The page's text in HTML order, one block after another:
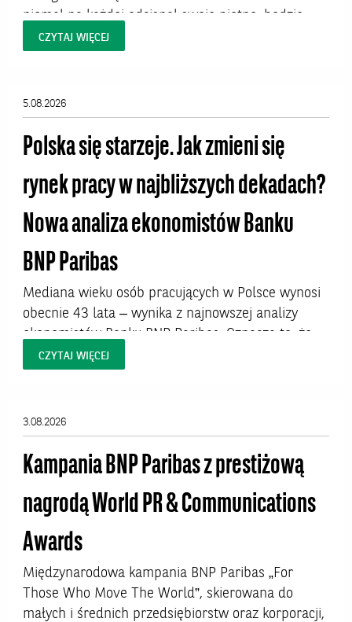
niemal na każdej odcisnął swoje piętno, będzie
bohaterem dwóch wystaw w Polsce. W Krakowie
Placu Szczepańskim. W Warszawie prace Warhola
uświetnią Hotel Warszawa Art Fair, targi, które
odbędą...
CZYTAJ WIĘCEJ
5.08.2026
Polska się starzeje. Jak zmieni się
rynek pracy w najbliższych dekadach?
Nowa analiza ekonomistów Banku
BNP Paribas
Mediana wieku osób pracujących w Polsce wynosi
obecnie 43 lata – wynika z najnowszej analizy
ekonomistów Banku BNP Paribas. Oznacza to, że
połowa aktywnych zawodowo Polaków ma więcej
medycznych – proces starzenia się kadr jest
jednak znacznie bardziej zaawansowany i już dziś
rodzi pytania o...
CZYTAJ WIĘCEJ
3.08.2026
Kampania BNP Paribas z prestiżową
nagrodą World PR & Communications
Awards
Międzynarodowa kampania BNP Paribas „For
Those Who Move The World”, skierowana do
małych i średnich przedsiębiorstw oraz korporacji,